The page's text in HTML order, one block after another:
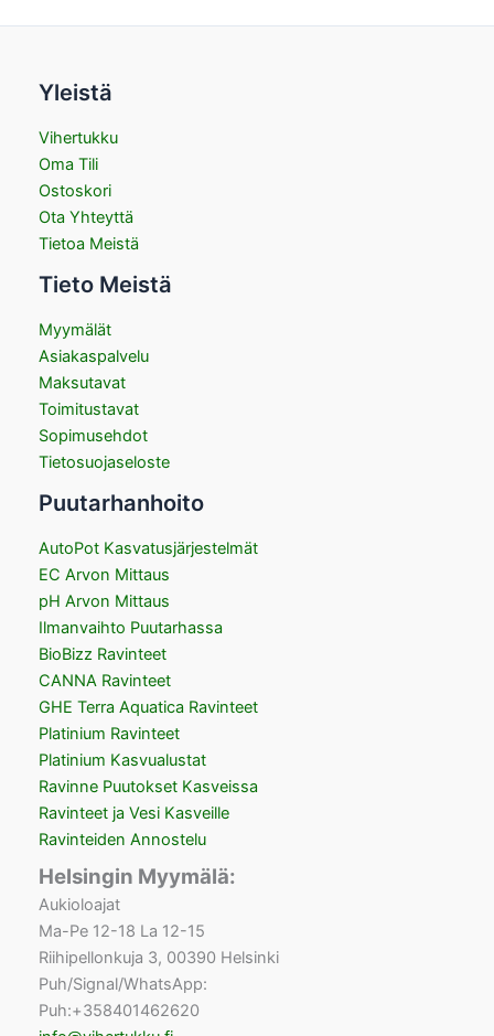
Yleistä
Vihertukku
Oma Tili
Ostoskori
Ota Yhteyttä
Tietoa Meistä
Tieto Meistä
Myymälät
Asiakaspalvelu
Maksutavat
Toimitustavat
Sopimusehdot
Tietosuojaseloste
Puutarhanhoito
AutoPot Kasvatusjärjestelmät
EC Arvon Mittaus
pH Arvon Mittaus
Ilmanvaihto Puutarhassa
BioBizz Ravinteet
CANNA Ravinteet
GHE Terra Aquatica Ravinteet
Platinium Ravinteet
Platinium Kasvualustat
Ravinne Puutokset Kasveissa
Ravinteet ja Vesi Kasveille
Ravinteiden Annostelu
Helsingin Myymälä:
Aukioloajat
Ma-Pe 12-18 La 12-15
Riihipellonkuja 3, 00390 Helsinki
Puh/Signal/WhatsApp:
Puh:+358401462620